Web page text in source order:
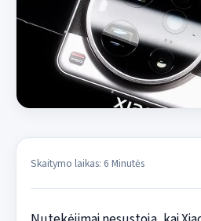
Skaitymo laikas: 6 Minutės